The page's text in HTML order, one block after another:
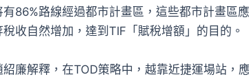
有86%路線經過都市計畫區，這些都市計畫區
稅收自然增加，達到TIF「賦稅增額」的目的。
紹廉解釋，在TOD策略中，越靠近捷運場站，